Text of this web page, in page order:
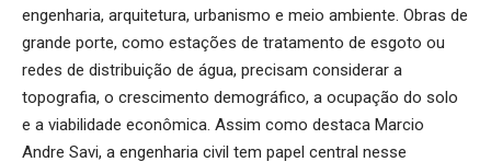
engenharia, arquitetura, urbanismo e meio ambiente. Obras de
grande porte, como estações de tratamento de esgoto ou
redes de distribuição de água, precisam considerar a
topografia, o crescimento demográfico, a ocupação do solo
e a viabilidade econômica. Assim como destaca Marcio
Andre Savi, a engenharia civil tem papel central nesse